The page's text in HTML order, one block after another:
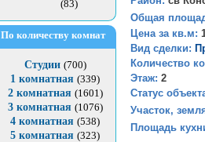
(83)
По количеству комнат
Студии (700)
1 комнатная (339)
2 комнатная (1601)
3 комнатная (1076)
4 комнатная (538)
5 комнатная (323)
Общая
Цена за кв.м:
Вид сделки:
Количество
Этаж: 2
Статус
Участок,
Площадь